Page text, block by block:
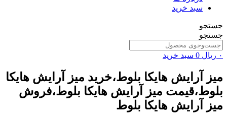
سبد خرید
جستجو
جستجو
۰ ریال 0 سبد خرید
میز آرایش هایکا بلوط،خرید میز آرایش هایکا
بلوط،قیمت میز آرایش هایکا بلوط،فروش
میز آرایش هایکا بلوط